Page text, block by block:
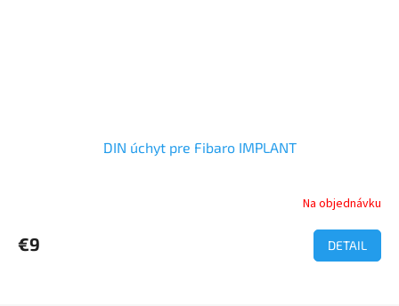
DIN úchyt pre Fibaro IMPLANT
Na objednávku
€9 DETAIL